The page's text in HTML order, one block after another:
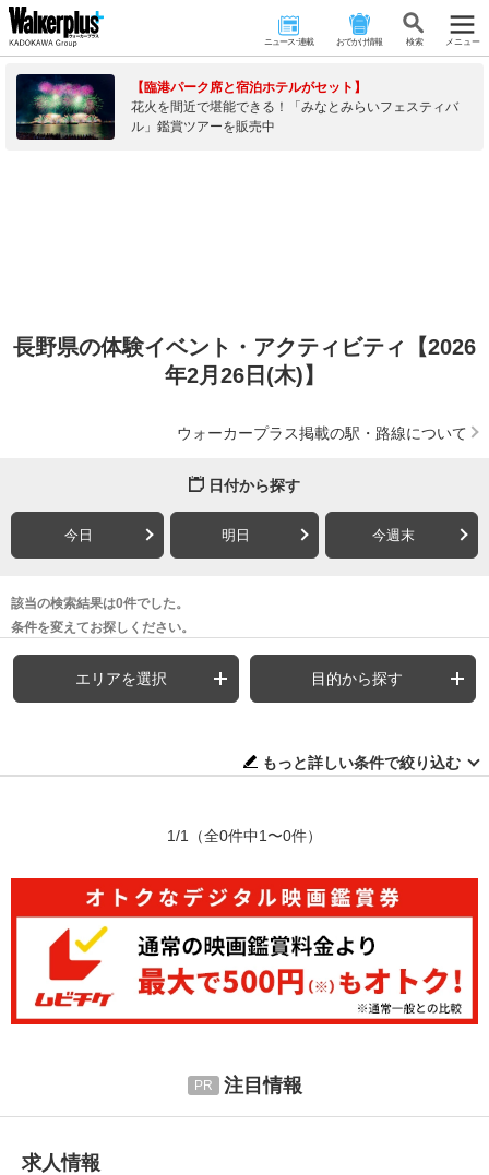
ニュース･連載 おでかけ情報 検 索 メニュー
【臨港パーク席と宿泊ホテルがセット】
花火を間近で堪能できる！「みなとみらいフェスティバ
ル」鑑賞ツアーを販売中
長野県の体験イベント・アクティビティ【2026
年2月26日(木)】
ウォーカープラス掲載の駅・路線について
日付から探す
今日 明日 今週末
該当の検索結果は0件でした。
条件を変えてお探しください。
エリアを選択 目的から探す
もっと詳しい条件で絞り込む
1/1 （全0件中1〜0件）
注目情報
求人情報